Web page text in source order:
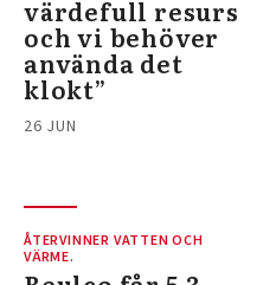
värdefull resurs
och vi behöver
använda det
klokt”
26 JUN
ÅTERVINNER VATTEN OCH
VÄRME.